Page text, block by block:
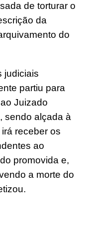
de torturar o
da
do
judiciais
partiu para
Juizado
sendo alçada à
receber os
ao
promovida e,
a morte do